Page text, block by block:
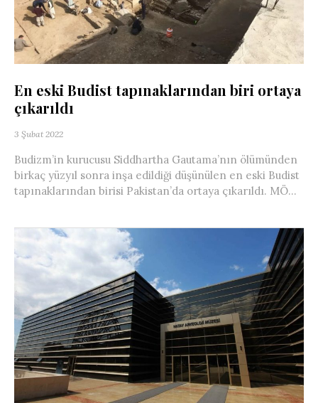
En eski Budist tapınaklarından biri ortaya
çıkarıldı
3 Şubat 2022
Budizm’in kurucusu Siddhartha Gautama’nın ölümünden
birkaç yüzyıl sonra inşa edildiği düşünülen en eski Budist
tapınaklarından birisi Pakistan’da ortaya çıkarıldı. MÖ...